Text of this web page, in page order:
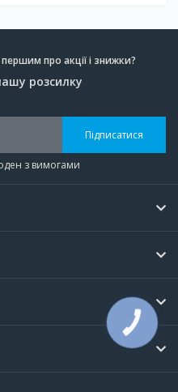
про акції і знижки?
розсилку
Підписатися
з вимогами
КНОПКА
ЗВ'ЯЗКУ